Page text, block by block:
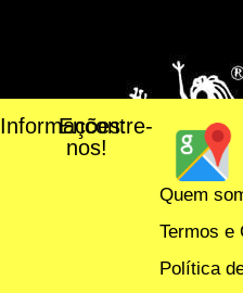
Informações:
Encontre-
nos!
Quem
Termos e
Política